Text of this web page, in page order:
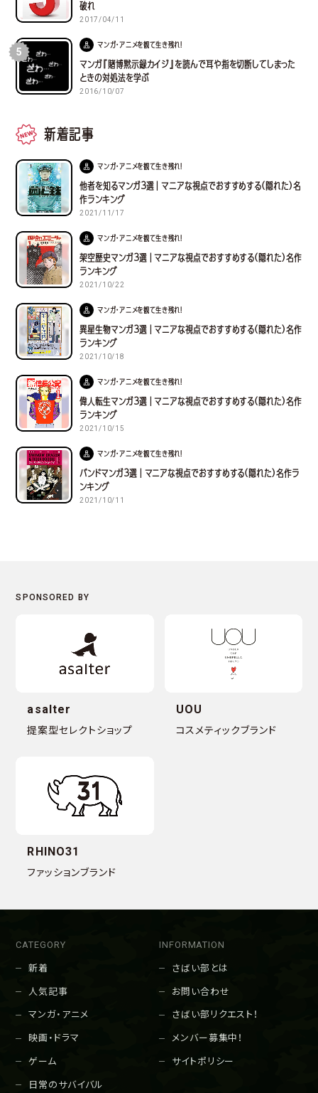
破れ
2017/04/11
5
マンガ・アニメを観て生き残れ！
マンガ『賭博黙示録カイジ』を読んで耳や指を切断してしまった
ときの対処法を学ぶ
2016/10/07
新着記事
マンガ・アニメを観て生き残れ！
他者を知るマンガ３選｜マニアな視点でおすすめする(隠れた)名
作ランキング
2021/11/17
マンガ・アニメを観て生き残れ！
架空歴史マンガ３選｜マニアな視点でおすすめする(隠れた)名作
ランキング
2021/10/22
マンガ・アニメを観て生き残れ！
異星生物マンガ３選｜マニアな視点でおすすめする(隠れた)名作
ランキング
2021/10/18
マンガ・アニメを観て生き残れ！
偉人転生マンガ３選｜マニアな視点でおすすめする(隠れた)名作
ランキング
2021/10/15
マンガ・アニメを観て生き残れ！
バンドマンガ３選｜マニアな視点でおすすめする(隠れた)名作ラ
ンキング
2021/10/11
asalter
提案型セレクトショップ
UOU
コスメティックブランド
RHINO31
ファッションブランド
CATEGORY
新着
人気記事
マンガ・アニメ
映画・ドラマ
ゲーム
日常のサバイバル
INFORMATION
さばい部とは
お問い合わせ
さばい部リクエスト！
メンバー募集中！
サイトポリシー